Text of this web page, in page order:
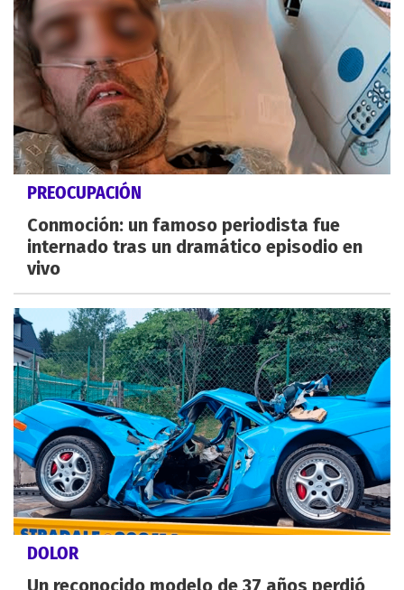
PREOCUPACIÓN
Conmoción: un famoso periodista fue
internado tras un dramático episodio en
vivo
DOLOR